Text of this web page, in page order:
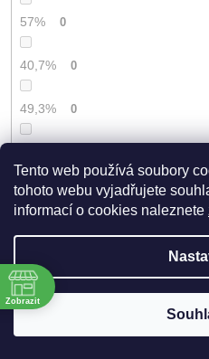
Tento web používá soubory
tohoto webu vyjadřujete
informací o cookies naleznete
57% 0
40,7% 0
49,3% 0
40 % 0
54,5 % 0
69% 0
Zobrazit